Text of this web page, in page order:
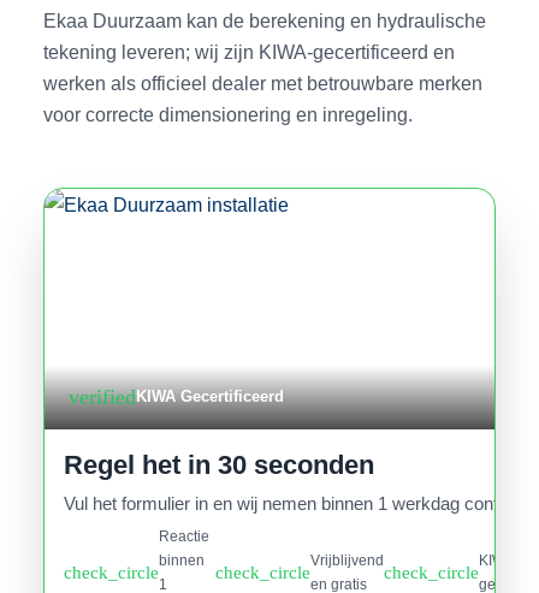
Ekaa Duurzaam kan de berekening en hydraulische
tekening leveren; wij zijn KIWA-gecertificeerd en
werken als officieel dealer met betrouwbare merken
voor correcte dimensionering en inregeling.
verifiedKIWA Gecertificeerd
Regel het in 30 seconden
Vul het formulier in en wij nemen binnen 1 werkdag contact
check_circle
Reactie
binnen
1
check_circle
Vrijblijvend
en gratis
check_circle
KIWA